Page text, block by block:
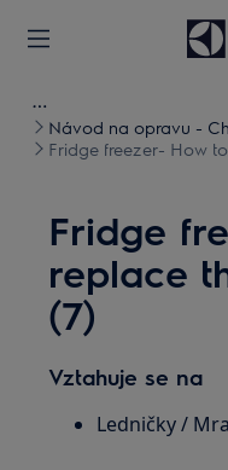
Návod na opravu -
mrazničky)
Fridge freezer- How
Fridge
replace
(7)
Vztahuje se na
Ledničky /